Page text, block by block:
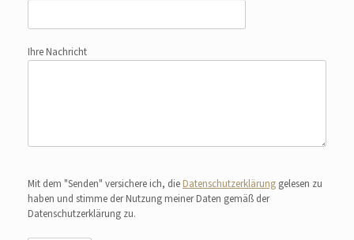
Ihre Nachricht
Mit dem "Senden" versichere ich, die Datenschutzerklärung gelesen zu
haben und stimme der Nutzung meiner Daten gemäß der
Datenschutzerklärung zu.